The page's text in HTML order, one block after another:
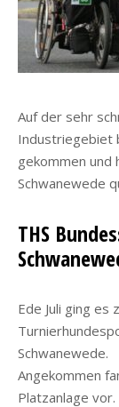
Auf der sehr
Industriegebiet
gekommen und
Schwanewede
THS
Ede Juli ging es
Schwanewede.
Angekommen
Platzanlage